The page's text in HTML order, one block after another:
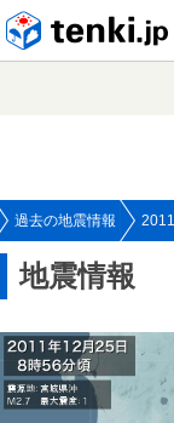
過去の地震情報
地震情報